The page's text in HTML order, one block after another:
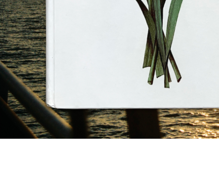
Контакты
ГалереяОтзывыFAQ